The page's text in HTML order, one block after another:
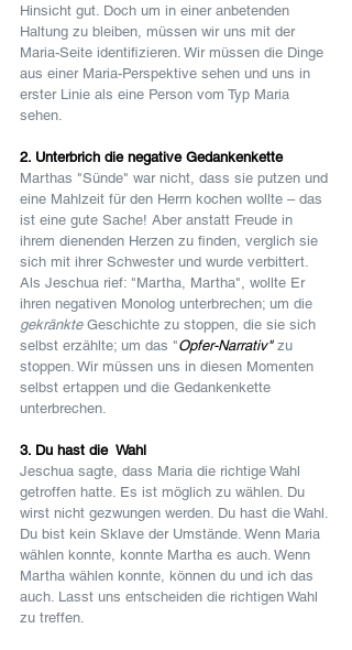
Hinsicht gut. Doch um in einer anbetenden
Haltung zu bleiben, müssen wir uns mit der
Maria-Seite identifizieren. Wir müssen die Dinge
aus einer Maria-Perspektive sehen und uns in
erster Linie als eine Person vom Typ Maria
sehen.
2. Unterbrich die negative Gedankenkette
Marthas "Sünde" war nicht, dass sie putzen und
eine Mahlzeit für den Herrn kochen wollte – das
ist eine gute Sache! Aber anstatt Freude in
ihrem dienenden Herzen zu finden, verglich sie
sich mit ihrer Schwester und wurde verbittert.
Als Jeschua rief: "Martha, Martha", wollte Er
ihren negativen Monolog unterbrechen; um die
gekränkte Geschichte zu stoppen, die sie sich
selbst erzählte; um das "Opfer-Narrativ" zu
stoppen. Wir müssen uns in diesen Momenten
selbst ertappen und die Gedankenkette
unterbrechen.
3. Du hast die  Wahl
Jeschua sagte, dass Maria die richtige Wahl
getroffen hatte. Es ist möglich zu wählen. Du
wirst nicht gezwungen werden. Du hast die Wahl.
Du bist kein Sklave der Umstände. Wenn Maria
wählen konnte, konnte Martha es auch. Wenn
Martha wählen konnte, können du und ich das
auch. Lasst uns entscheiden die richtigen Wahl
zu treffen.